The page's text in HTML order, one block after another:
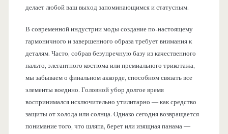
делает любой ваш выход запоминающимся и статусным.
В современной индустрии моды создание по-настоящему
гармоничного и завершенного образа требует внимания к
деталям. Часто, собрав безупречную базу из качественного
пальто, элегантного костюма или премиального трикотажа,
мы забываем о финальном аккорде, способном связать все
элементы воедино. Головной убор долгое время
воспринимался исключительно утилитарно — как средство
защиты от холода или солнца. Однако сегодня возвращается
понимание того, что шляпа, берет или изящная панама —